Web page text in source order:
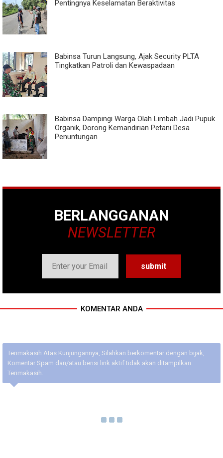
Pentingnya Keselamatan Beraktivitas
Babinsa Turun Langsung, Ajak Security PLTA
Tingkatkan Patroli dan Kewaspadaan
Babinsa Dampingi Warga Olah Limbah Jadi Pupuk
Organik, Dorong Kemandirian Petani Desa
Penuntungan
BERLANGGANAN
NEWSLETTER
KOMENTAR ANDA
Terimakasih Atas Kunjungannya, Silahkan berkomentar dengan bijak,
Komentar Spam dan/atau berisi link aktif tidak akan ditampilkan.
Terimakasih.